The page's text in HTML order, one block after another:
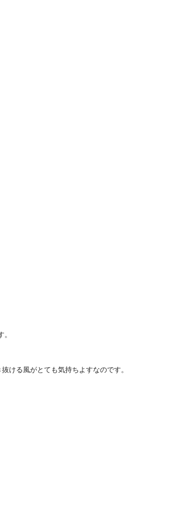
ける風がとても気持ちよすなのです。